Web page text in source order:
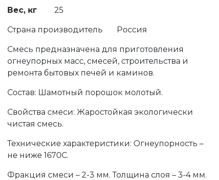
Вес, кг 25
Страна производитель Россия
Смесь предназначена для приготовления
огнеупорных масс, смесей, строительства и
ремонта бытовых печей и каминов.
Состав: Шамотный порошок молотый.
Свойства смеси: Жаростойкая экологически
чистая смесь.
Технические характеристики: Огнеупорность –
не ниже 1670С.
Фракция смеси – 2-3 мм. Толщина слоя – 3-4 мм.